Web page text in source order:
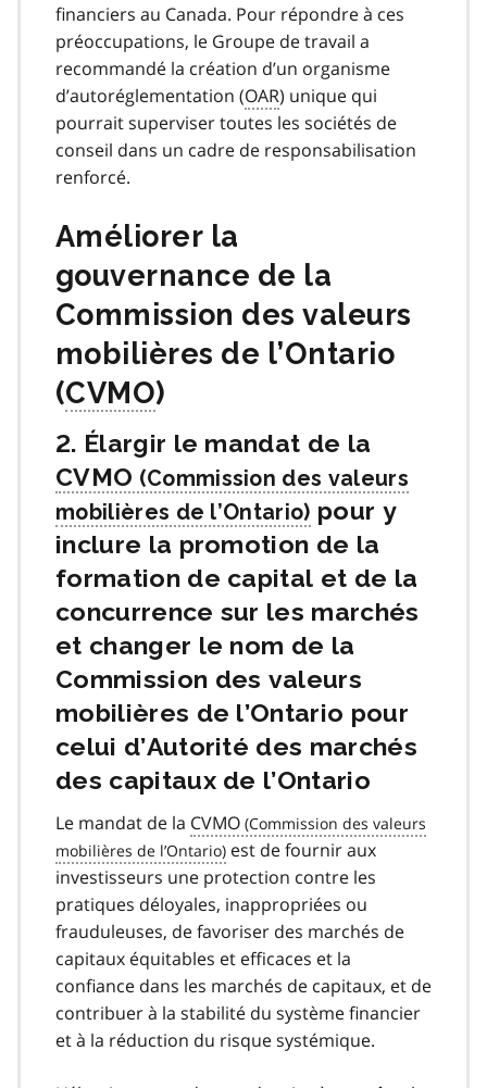
financiers au Canada. Pour répondre à ces
préoccupations, le Groupe de travail a
recommandé la création d’un organisme
d’autoréglementation (OAR) unique qui
pourrait superviser toutes les sociétés de
conseil dans un cadre de responsabilisation
renforcé.
Améliorer la
gouvernance de la
Commission des valeurs
mobilières de l’Ontario
(CVMO)
2. Élargir le mandat de la
CVMO
pour y
inclure la promotion de la
formation de capital et de la
concurrence sur les marchés
et changer le nom de la
Commission des valeurs
mobilières de l’Ontario pour
celui d’Autorité des marchés
des capitaux de l’Ontario
Le mandat de la CVMO
est de fournir aux
investisseurs une protection contre les
pratiques déloyales, inappropriées ou
frauduleuses, de favoriser des marchés de
capitaux équitables et efficaces et la
confiance dans les marchés de capitaux, et de
contribuer à la stabilité du système financier
et à la réduction du risque systémique.